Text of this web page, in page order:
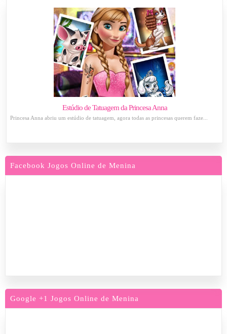
Estúdio de Tatuagem da Princesa Anna
Princesa Anna abriu um estúdio de tatuagem, agora todas as princesas querem faze...
Facebook Jogos Online de Menina
Google +1 Jogos Online de Menina